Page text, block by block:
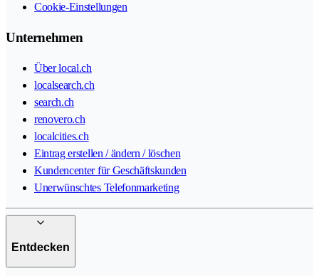
Cookie-Einstellungen
Unternehmen
Über local.ch
localsearch.ch
search.ch
renovero.ch
localcities.ch
Eintrag erstellen / ändern / löschen
Kundencenter für Geschäftskunden
Unerwünschtes Telefonmarketing
Entdecken